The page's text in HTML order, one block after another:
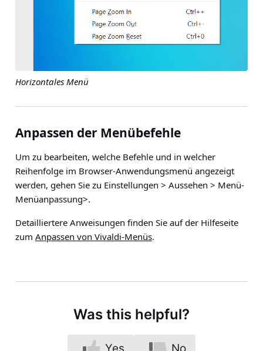
Horizontales Menü
Anpassen der Menübefehle
Um zu bearbeiten, welche Befehle und in welcher
Reihenfolge im Browser-Anwendungsmenü angezeigt
werden, gehen Sie zu Einstellungen > Aussehen > Menü-
Menüanpassung>.
Detailliertere Anweisungen finden Sie auf der Hilfeseite
zum Anpassen von Vivaldi-Menüs.
Was this helpful?